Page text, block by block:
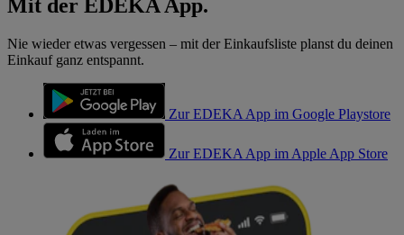
Mit der EDEKA App.
Nie wieder etwas vergessen – mit der Einkaufsliste planst du deinen
Einkauf ganz entspannt.
Zur EDEKA App im Google Playstore
Zur EDEKA App im Apple App Store